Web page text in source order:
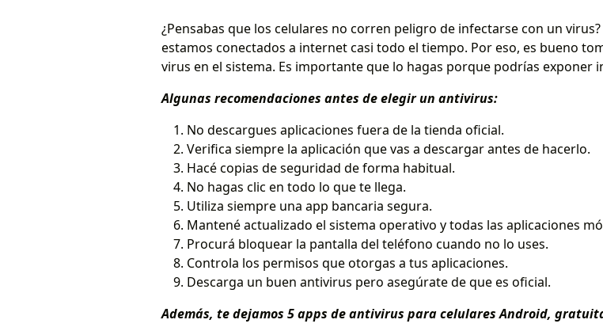
¿Pensabas que los celulares no corren peligro de infectarse con un
estamos conectados a internet casi todo el tiempo. Por eso, es bueno
virus en el sistema. Es importante que lo hagas porque podrías exponer
Algunas recomendaciones antes de elegir un antivirus:
No descargues aplicaciones fuera de la tienda oficial.
Verifica siempre la aplicación que vas a descargar antes de hacerlo.
Hacé copias de seguridad de forma habitual.
No hagas clic en todo lo que te llega.
Utiliza siempre una app bancaria segura.
Mantené actualizado el sistema operativo y todas las aplicaciones
Procurá bloquear la pantalla del teléfono cuando no lo uses.
Controla los permisos que otorgas a tus aplicaciones.
Descarga un buen antivirus pero asegúrate de que es oficial.
Además, te dejamos 5 apps de antivirus para celulares Android,